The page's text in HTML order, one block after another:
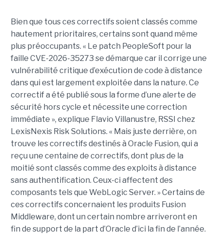
Bien que tous ces correctifs soient classés comme
hautement prioritaires, certains sont quand même
plus préoccupants. « Le patch PeopleSoft pour la
faille CVE-2026-35273 se démarque car il corrige une
vulnérabilité critique d’exécution de code à distance
dans qui est largement exploitée dans la nature. Ce
correctif a été publié sous la forme d’une alerte de
sécurité hors cycle et nécessite une correction
immédiate », explique Flavio Villanustre, RSSI chez
LexisNexis Risk Solutions. « Mais juste derrière, on
trouve les correctifs destinés à Oracle Fusion, qui a
reçu une centaine de correctifs, dont plus de la
moitié sont classés comme des exploits à distance
sans authentification. Ceux-ci affectent des
composants tels que WebLogic Server. » Certains de
ces correctifs concernaient les produits Fusion
Middleware, dont un certain nombre arriveront en
fin de support de la part d’Oracle d’ici la fin de l’année.